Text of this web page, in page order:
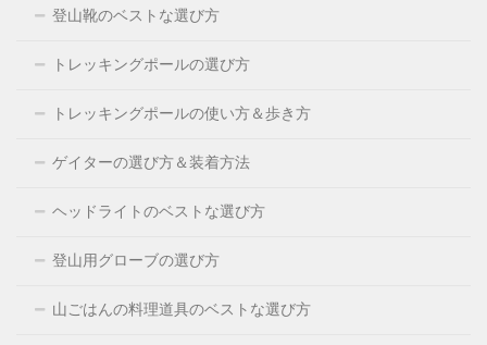
登山靴のベストな選び方
トレッキングポールの選び方
トレッキングポールの使い方＆歩き方
ゲイターの選び方＆装着方法
ヘッドライトのベストな選び方
登山用グローブの選び方
山ごはんの料理道具のベストな選び方